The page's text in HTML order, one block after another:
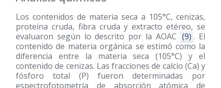
Los contenidos de materia seca a 105°C, cenizas,
proteína cruda, fibra cruda y extracto etéreo, se
evaluaron según lo descrito por la AOAC (9) . El
contenido de materia orgánica se estimó como la
diferencia entre la materia seca (105°C) y el
contenido de cenizas. Las fracciones de calcio (Ca) y
fósforo total (P) fueron determinadas por
espectrofotometría de absorción atómica de